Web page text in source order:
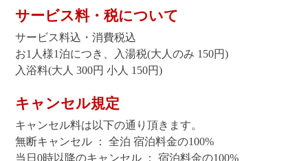
サービス料・税について
サービス料込・消費税込
お1人様1泊につき、入湯税(大人のみ 150円)
入浴料(大人 300円 小人 150円)
キャンセル規定
キャンセル料は以下の通り頂きます。
無断キャンセル ： 全泊 宿泊料金の100%
当日0時以降のキャンセル ： 宿泊料金の100%